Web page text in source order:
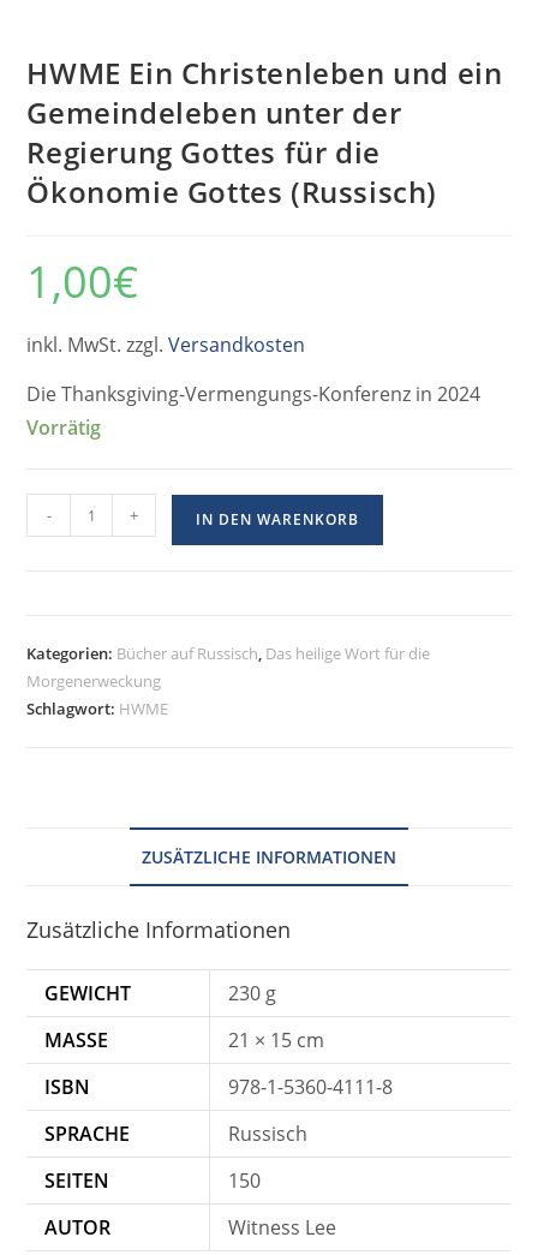
HWME Ein Christenleben und ein
Gemeindeleben unter der
Regierung Gottes für die
Ökonomie Gottes (Russisch)
1,00€
inkl. MwSt. zzgl.Versandkosten
Die Thanksgiving-Vermengungs-Konferenz in 2024
Vorrätig
- + IN DEN WARENKORB
Kategorien: Bücher auf Russisch, Das heilige Wort für die
Morgenerweckung
Schlagwort: HWME
ZUSÄTZLICHE INFORMATIONEN
Zusätzliche Informationen
GEWICHT
230 g
MASSE
21 × 15 cm
ISBN
978-1-5360-4111-8
SPRACHE
Russisch
SEITEN
150
AUTOR
Witness Lee